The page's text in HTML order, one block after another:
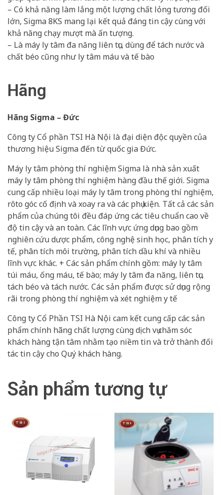
– Có khả năng làm lắng một lượng chất lỏng tương đối
lớn, Sigma 8KS mang lại kết quả đáng tin cậy cùng với
khả năng chạy mượt mà ấn tượng.
– Là máy ly tâm đa năng liên tục, dùng để tách nước và
chất béo cũng như ly tâm máu và tế bào
Hãng
Hãng Sigma – Đức
Công ty Cổ phần TSI Hà Nội là đại diện độc quyền của
thương hiệu Sigma đến từ quốc gia Đức.
Máy ly tâm phòng thí nghiệm Sigma là nhà sản xuất
máy ly tâm phòng thí nghiệm hàng đầu thế giới. Sigma
cung cấp nhiều loại máy ly tâm trong phòng thí nghiệm,
rôto góc cố định và xoay ra và các phụ kiện. Tất cả các sản
phẩm của chúng tôi đều đáp ứng các tiêu chuẩn cao về
độ tin cậy và an toàn. Các lĩnh vực ứng dụng bao gồm
nghiên cứu dược phẩm, công nghệ sinh học, phân tích y
tế, phân tích môi trường, phân tích dầu khí và nhiều
lĩnh vực khác. + Các sản phẩm chính gồm: máy ly tâm
túi máu, ống máu, tế bào; máy ly tâm đa năng, liên tục,
tách béo và tách nước. Các sản phẩm được sử dụng rộng
rãi trong phòng thí nghiệm và xét nghiệm y tế
Công ty Cổ Phần TSI Hà Nội cam kết cung cấp các sản
phẩm chính hãng chất lượng cùng dịch vụ chăm sóc
khách hàng tận tâm nhằm tạo niềm tin và trở thành đối
tác tin cậy cho Quý khách hàng.
Sản phẩm tương tự